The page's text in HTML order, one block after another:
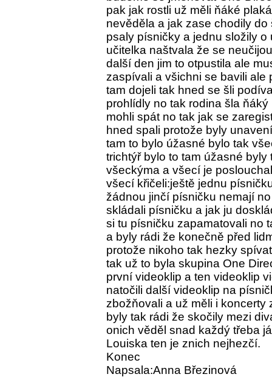
pak jak rostli už měli ňáké
nevěděla a jak zase chodily
psaly písničky a jednu složily
učitelka naštvala že se
další den jim to otpustila ale
zaspívali a všichni se bavili ale
tam dojeli tak hned se šli
prohlídly no tak rodina šla
mohli spát no tak jak se
hned spali protože byly
tam to bylo úžasné bylo tak
trichtýř bylo to tam úžasné
všeckýma a všecí je
všecí křičeli:ještě jednu
žádnou jinčí písničku nemají
skládali písničku a jak ju
si tu písničku zapamatovali no
a byly rádi že konečně před
protože nikoho tak hezky
tak už to byla skupina One
první videoklip a ten videoklip
natočili další videoklip na
zbožňovali a už měli i koncerty
byly tak rádi že skočily mezi
onich věděl snad každý třeba
Louiska ten je znich nejhezčí.
Konec
Napsala:Anna Březinová